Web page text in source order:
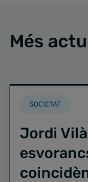
Més
SOCIETAT
Jordi